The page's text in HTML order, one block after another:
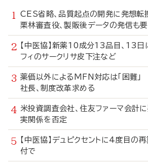
CES省略、品質起点の開発に発想
栗林審査役、製販後データの発信も
【中医協】新薬10成分13品目、
フィのサークリサ皮下注など
薬価以外によるMFN対応は「困難」
社長、制度改革求める
米投資調査会社、住友ファーマ会
実関係を否定
【中医協】デュピクセントに4度目
付で